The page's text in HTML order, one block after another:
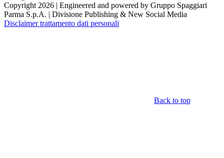
Copyright 2026 | Engineered and powered by Gruppo Spaggiari
Parma S.p.A. | Divisione Publishing & New Social Media
Disclaimer trattamento dati personali
Back to top